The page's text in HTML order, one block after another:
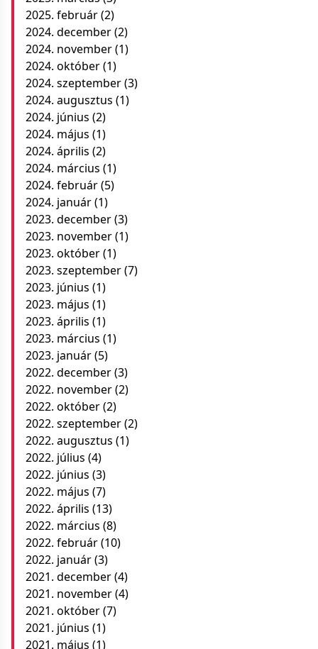
2025. február(2)
2024. december(2)
2024. november(1)
2024. október(1)
2024. szeptember(3)
2024. augusztus (1)
2024. június (2)
2024. május (1)
2024. április (2)
2024. március (1)
2024. február(5)
2024. január(1)
2023. december(3)
2023. november(1)
2023. október(1)
2023. szeptember(7)
2023. június (1)
2023. május (1)
2023. április (1)
2023. március (1)
2023. január(5)
2022. december(3)
2022. november(2)
2022. október(2)
2022. szeptember(2)
2022. augusztus (1)
2022. július (4)
2022. június (3)
2022. május (7)
2022. április (13)
2022. március (8)
2022. február(10)
2022. január(3)
2021. december(4)
2021. november(4)
2021. október(7)
2021. június (1)
2021. május (1)